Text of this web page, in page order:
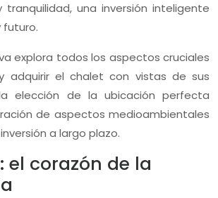
una inversión inteligente
futuro.
explora todos los aspectos cruciales
adquirir el chalet con vistas de sus
elección de la ubicación perfecta
de aspectos medioambientales
a largo plazo.
el corazón de la